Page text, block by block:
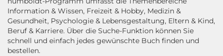
Information & Wissen, Freizeit & Hobby, Medizin &
Gesundheit, Psychologie & Lebensgestaltung, Eltern & Kind,
Beruf & Karriere. Über die Suche-Funktion können Sie
schnell und einfach jedes gewünschte Buch finden und
bestellen.